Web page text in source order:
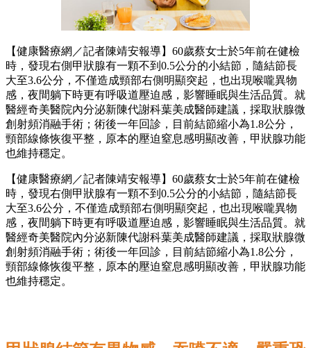
【健康醫療網／記者陳靖安報導】60歲蔡女士於5年前在健檢
時，發現右側甲狀腺有一顆不到0.5公分的小結節，隨結節長
大至3.6公分，不僅造成頸部右側明顯突起，也出現喉嚨異物
感，夜間躺下時更有呼吸道壓迫感，影響睡眠與生活品質。就
醫經奇美醫院內分泌新陳代謝科葉美成醫師建議，採取狀腺微
創射頻消融手術；術後一年回診，目前結節縮小為1.8公分，
頸部線條恢復平整，原本的壓迫窒息感明顯改善，甲狀腺功能
也維持穩定。
【健康醫療網／記者陳靖安報導】60歲蔡女士於5年前在健檢
時，發現右側甲狀腺有一顆不到0.5公分的小結節，隨結節長
大至3.6公分，不僅造成頸部右側明顯突起，也出現喉嚨異物
感，夜間躺下時更有呼吸道壓迫感，影響睡眠與生活品質。就
醫經奇美醫院內分泌新陳代謝科葉美成醫師建議，採取狀腺微
創射頻消融手術；術後一年回診，目前結節縮小為1.8公分，
頸部線條恢復平整，原本的壓迫窒息感明顯改善，甲狀腺功能
也維持穩定。